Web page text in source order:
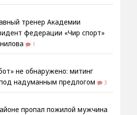
тренер Академии
федерации «Чир спорт»
1
не обнаружено: митинг
надуманным предлогом
3
пропал пожилой мужчина